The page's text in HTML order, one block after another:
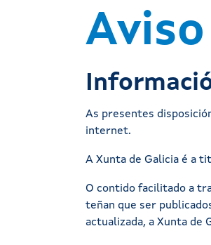
As presentes
internet.
A Xunta de Galicia é a
O contido facilitado a
teñan que ser
actualizada, a Xunta de